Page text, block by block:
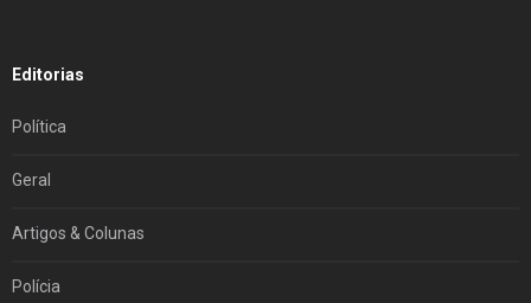
Editorias
Política
Geral
Artigos & Colunas
Polícia